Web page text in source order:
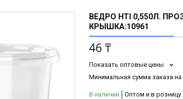
ВЕДРО HTI 0,550Л.
КРЫШКА:10961
46 ₸
Показать оптовые цены
Минимальная сумма заказа на
В наличии Оптом и в розницу